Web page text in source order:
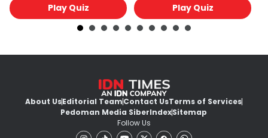
Play Quiz Play Quiz
About UsEditorial TeamContact UsTerms of Services
Pedoman Media SiberIndexSitemap
Follow Us